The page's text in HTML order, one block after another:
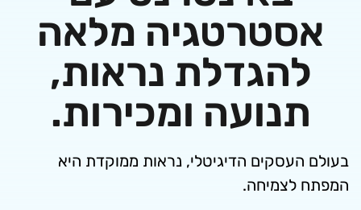
מלאה
נראות,
ומכירות.
הדיגיטלי, נראות ממוקדת היא